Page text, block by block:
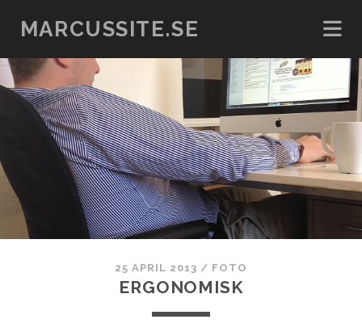
MARCUSSITE.SE
25 APRIL 2013 / FOTO
ERGONOMISK